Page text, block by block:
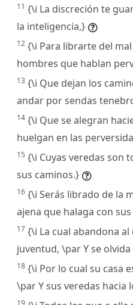
11 {\i La discreción te
la inteligencia,}
12 {\i Para librarte del
hombres que hablan
13 {\i Que dejan los
andar por sendas
14 {\i Que se alegran
huelgan en las
15 {\i Cuyas veredas son
sus caminos.}
16 {\i Serás librado de la
ajena que halaga con
17 {\i La cual abandona
juventud, \par Y se
18 {\i Por lo cual su casa
\par Y sus veredas hacia
19